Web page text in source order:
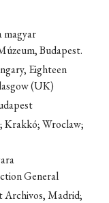
magyar
Budapest.
Eighteen
(UK)
Krakkó; Wroclaw;
General
Archivos, Madrid;